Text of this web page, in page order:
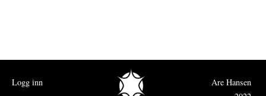
Logg inn
Are Hansen